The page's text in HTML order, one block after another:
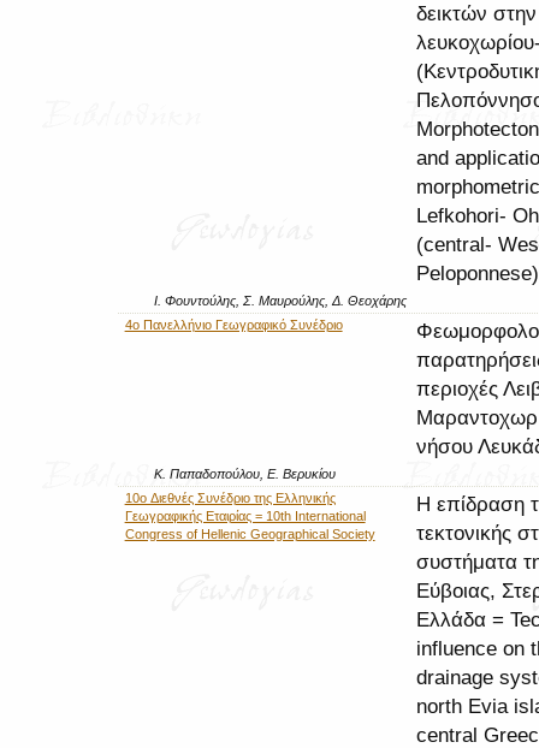
δεικτών
and
Lefkohori-
(central-
Peloponnese)
Ι. Φουντούλης, Σ. Μαυρούλης, Δ. Θεοχάρης
4ο Πανελλήνιο Γεωγραφικό Συνέδριο
περιοχές
νήσου
Κ. Παπαδοπούλου, Ε. Βερυκίου
10o Διεθνές Συνέδριο της Ελληνικής
Γεωγραφικής Εταιρίας = 10th International
Congress of Hellenic Geographical Society
Η επίδραση
τεκτονικής
συστήματα
Εύβοιας,
Ελλάδα =
influence on
drainage
north Evia
central